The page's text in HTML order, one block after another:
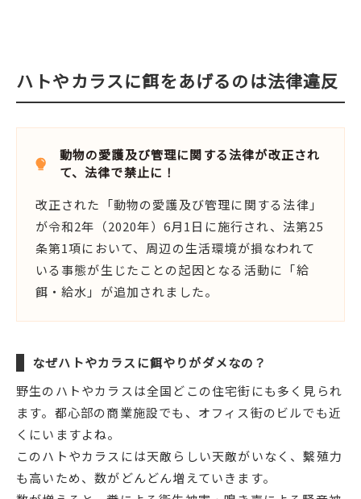
ハトやカラスに餌をあげるのは法律違反
動物の愛護及び管理に関する法律が改正され
て、法律で禁止に！
改正された「動物の愛護及び管理に関する法律」
が令和2年（2020年）6月1日に施行され、法第25
条第1項において、周辺の生活環境が損なわれて
いる事態が生じたことの起因となる活動に「給
餌・給水」が追加されました。
なぜハトやカラスに餌やりがダメなの？
野生のハトやカラスは全国どこの住宅街にも多く見られ
ます。都心部の商業施設でも、オフィス街のビルでも近
くにいますよね。
このハトやカラスには天敵らしい天敵がいなく、繫殖力
も高いため、数がどんどん増えていきます。